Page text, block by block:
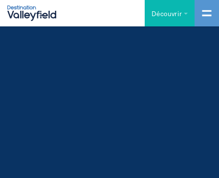
Accéder au contenu principal
Découvrir